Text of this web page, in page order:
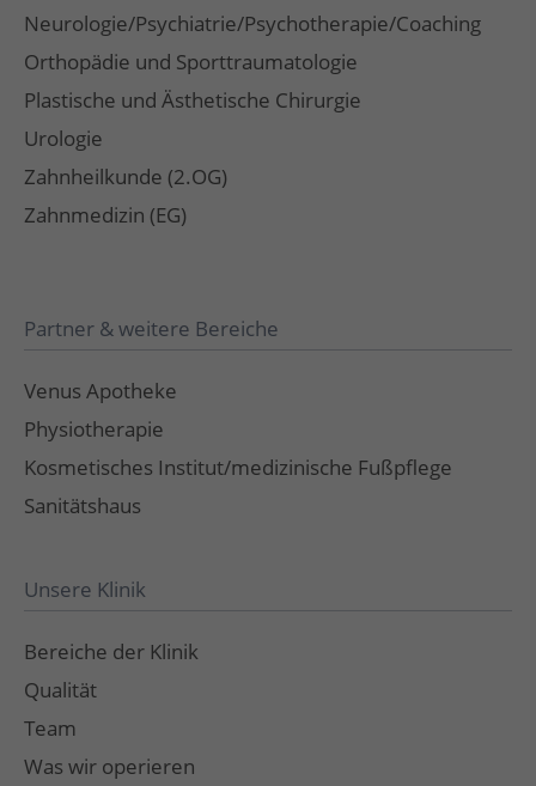
Neurologie/Psychiatrie/Psychotherapie/Coaching
Orthopädie und Sporttraumatologie
Plastische und Ästhetische Chirurgie
Urologie
Zahnheilkunde (2.OG)
Zahnmedizin (EG)
Partner & weitere Bereiche
Venus Apotheke
Physiotherapie
Kosmetisches Institut/medizinische Fußpflege
Sanitätshaus
Unsere Klinik
Bereiche der Klinik
Qualität
Team
Was wir operieren